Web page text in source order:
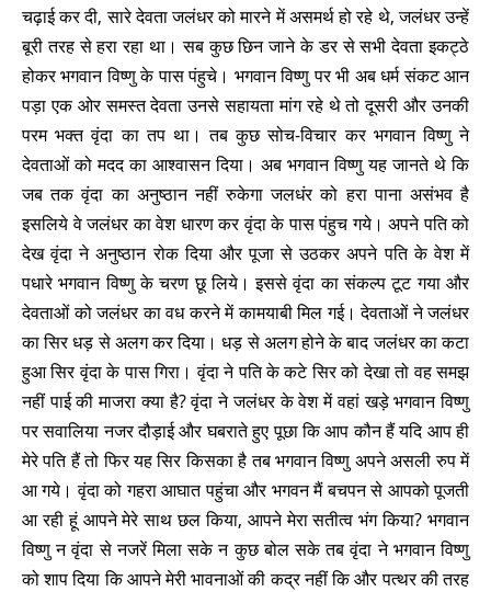
चढ़ाई कर दी, सारे देवता जलंधर को मारने में असमर्थ हो रहे थे, जलंधर उन्हें
बूरी तरह से हरा रहा था। सब कुछ छिन जाने के डर से सभी देवता इकट्ठे
होकर भगवान विष्णु के पास पंहुचे। भगवान विष्णु पर भी अब धर्म संकट आन
पड़ा एक ओर समस्त देवता उनसे सहायता मांग रहे थे तो दूसरी और उनकी
परम भक्त वृंदा का तप था। तब कुछ सोच-विचार कर भगवान विष्णु ने
देवताओं को मदद का आश्वासन दिया। अब भगवान विष्णु यह जानते थे कि
जब तक वृंदा का अनुष्ठान नहीं रुकेगा जलधंर को हरा पाना असंभव है
इसलिये वे जलंधर का वेश धारण कर वृंदा के पास पंहुच गये। अपने पति को
देख वृंदा ने अनुष्ठान रोक दिया और पूजा से उठकर अपने पति के वेश में
पधारे भगवान विष्णु के चरण छू लिये। इससे वृंदा का संकल्प टूट गया और
देवताओं को जलंधर का वध करने में कामयाबी मिल गई। देवताओं ने जलंधर
का सिर धड़ से अलग कर दिया। धड़ से अलग होने के बाद जलंधर का कटा
हुआ सिर वृंदा के पास गिरा। वृंदा ने पति के कटे सिर को देखा तो वह समझ
नहीं पाई की माजरा क्या है? वृंदा ने जलंधर के वेश में वहां खड़े भगवान विष्णु
पर सवालिया नजर दौड़ाई और घबराते हुए पूछा कि आप कौन हैं यदि आप ही
मेरे पति हैं तो फिर यह सिर किसका है तब भगवान विष्णु अपने असली रुप में
आ गये। वृंदा को गहरा आघात पहुंचा और भगवन मैं बचपन से आपको पूजती
आ रही हूं आपने मेरे साथ छल किया, आपने मेरा सतीत्व भंग किया? भगवान
विष्णु न वृंदा से नजरें मिला सके न कुछ बोल सके तब वृंदा ने भगवान विष्णु
को शाप दिया कि आपने मेरी भावनाओं की कद्र नहीं कि और पत्थर की तरह